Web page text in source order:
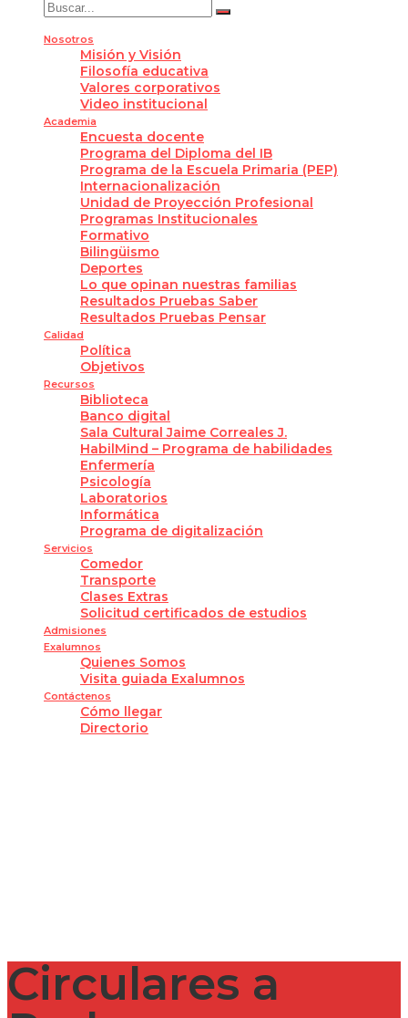
Nosotros
Misión y Visión
Filosofía educativa
Valores corporativos
Video institucional
Academia
Encuesta docente
Programa del Diploma del IB
Programa de la Escuela Primaria (PEP)
Internacionalización
Unidad de Proyección Profesional
Programas Institucionales
Formativo
Bilingüismo
Deportes
Lo que opinan nuestras familias
Resultados Pruebas Saber
Resultados Pruebas Pensar
Calidad
Política
Objetivos
Recursos
Biblioteca
Banco digital
Sala Cultural Jaime Correales J.
HabilMind – Programa de habilidades
Enfermería
Psicología
Laboratorios
Informática
Programa de digitalización
Servicios
Comedor
Transporte
Clases Extras
Solicitud certificados de estudios
Admisiones
Exalumnos
Quienes Somos
Visita guiada Exalumnos
Contáctenos
Cómo llegar
Directorio
Circulares a